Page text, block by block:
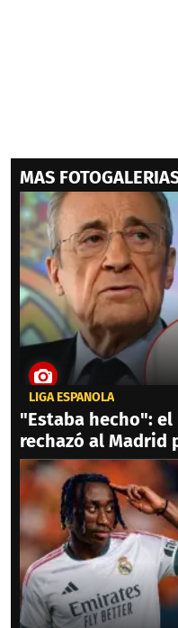
MAS
LIGA ESPAÑOLA
"Estaba hecho":
rechazó al Madrid